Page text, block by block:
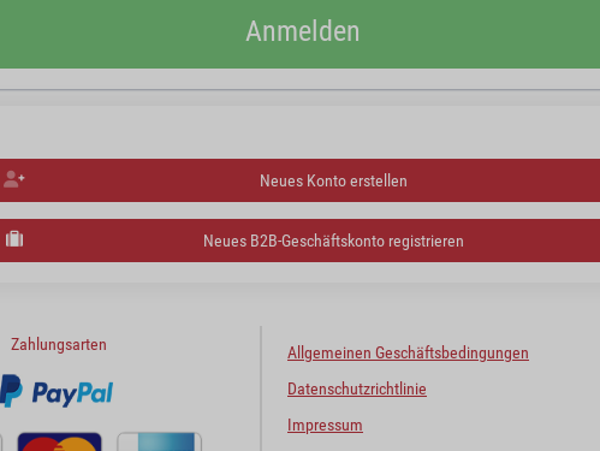
Anmelden
Neues Konto erstellen
Neues B2B-Geschäftskonto registrieren
Zahlungsarten
Allgemeinen Geschäftsbedingungen
Datenschutzrichtlinie
Impressum